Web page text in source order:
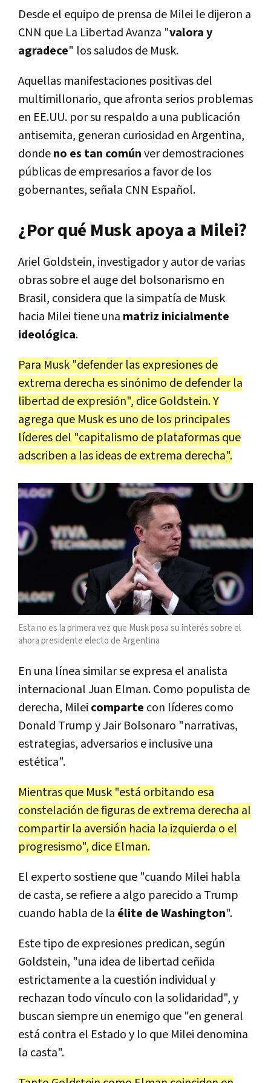
Desde el equipo de prensa de Milei le dijeron a
CNN que La Libertad Avanza "valora y
agradece" los saludos de Musk.
Aquellas manifestaciones positivas del
multimillonario, que afronta serios problemas
en EE.UU. por su respaldo a una publicación
antisemita, generan curiosidad en Argentina,
dondeno es tan comúnver demostraciones
públicas de empresarios a favor de los
gobernantes, señala CNN Español.
¿Por qué Musk apoya a Milei?
Ariel Goldstein, investigador y autor de varias
obras sobre el auge del bolsonarismo en
Brasil, considera que la simpatía de Musk
hacia Milei tiene una matriz inicialmente
ideológica.
Para Musk "defender las expresiones de
extrema derecha es sinónimo de defender la
libertad de expresión", dice Goldstein. Y
agrega que Musk es uno de los principales
líderes del "capitalismo de plataformas que
adscriben a las ideas de extrema derecha".
Esta no es la primera vez que Musk posa su interés sobre el
ahora presidente electo de Argentina
En una línea similar se expresa el analista
internacional Juan Elman. Como populista de
derecha, Milei comparte con líderes como
Donald Trump y Jair Bolsonaro "narrativas,
estrategias, adversarios e inclusive una
estética".
Mientras que Musk "está orbitando esa
constelación de figuras de extrema derecha al
compartir la aversión hacia la izquierda o el
progresismo", dice Elman.
El experto sostiene que "cuando Milei habla
de casta, se refiere a algo parecido a Trump
cuando habla de la élite de Washington".
Este tipo de expresiones predican, según
Goldstein, "una idea de libertad ceñida
estrictamente a la cuestión individual y
rechazan todo vínculo con la solidaridad", y
buscan siempre un enemigo que "en general
está contra el Estado y lo que Milei denomina
la casta".